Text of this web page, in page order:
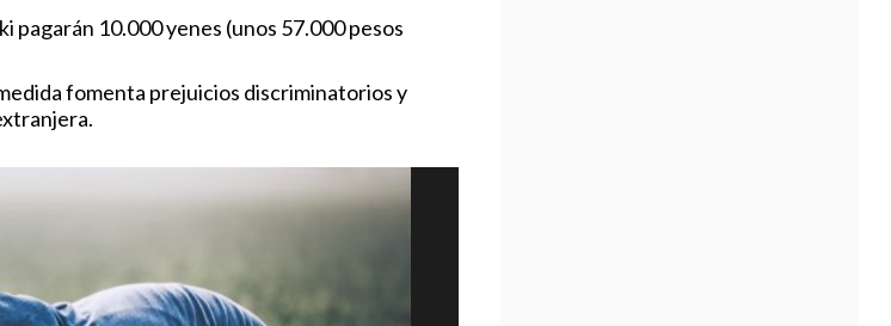
pagarán 10.000 yenes (unos 57.000 pesos
fomenta prejuicios discriminatorios y